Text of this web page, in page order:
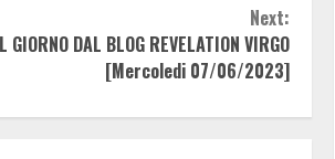
Next:
GIORNO DAL BLOG REVELATION VIRGO
[Mercoledi 07/06/2023]